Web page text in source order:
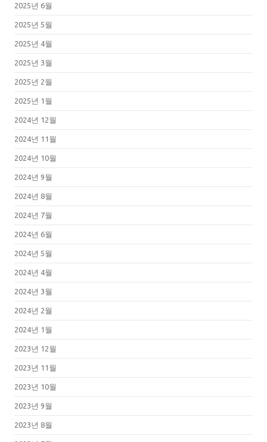
2025년 6월
2025년 5월
2025년 4월
2025년 3월
2025년 2월
2025년 1월
2024년 12월
2024년 11월
2024년 10월
2024년 9월
2024년 8월
2024년 7월
2024년 6월
2024년 5월
2024년 4월
2024년 3월
2024년 2월
2024년 1월
2023년 12월
2023년 11월
2023년 10월
2023년 9월
2023년 8월